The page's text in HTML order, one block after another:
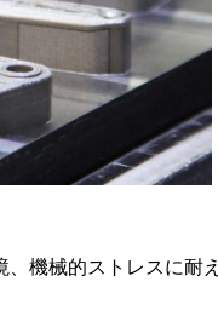
機械的ストレスに耐